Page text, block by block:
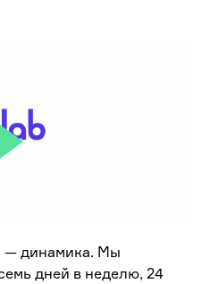
— динамика. Мы
дней в неделю, 24